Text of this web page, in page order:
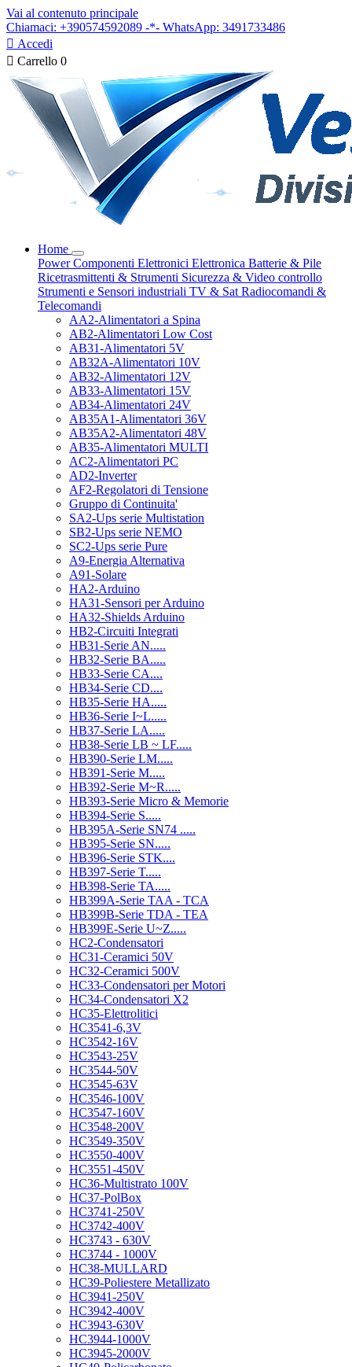
Vai al contenuto principale
Chiamaci: +390574592089 -*- WhatsApp: 3491733486
 Accedi
 Carrello 0
Home
PowerComponenti Elettronici Elettronica Batterie & Pile
Ricetrasmittenti & Strumenti Sicurezza & Video controllo
Strumenti e Sensori industriali TV & Sat Radiocomandi &
Telecomandi
AA2-Alimentatori a Spina
AB2-Alimentatori Low Cost
AB31-Alimentatori 5V
AB32A-Alimentatori 10V
AB32-Alimentatori 12V
AB33-Alimentatori 15V
AB34-Alimentatori 24V
AB35A1-Alimentatori 36V
AB35A2-Alimentatori 48V
AB35-Alimentatori MULTI
AC2-Alimentatori PC
AD2-Inverter
AF2-Regolatori di Tensione
Gruppo di Continuita'
SA2-Ups serie Multistation
SB2-Ups serie NEMO
SC2-Ups serie Pure
A9-Energia Alternativa
A91-Solare
HA2-Arduino
HA31-Sensori per Arduino
HA32-Shields Arduino
HB2-Circuiti Integrati
HB31-Serie AN.....
HB32-Serie BA.....
HB33-Serie CA....
HB34-Serie CD....
HB35-Serie HA.....
HB36-Serie I~L.....
HB37-Serie LA.....
HB38-Serie LB ~ LF.....
HB390-Serie LM.....
HB391-Serie M.....
HB392-Serie M~R.....
HB393-Serie Micro & Memorie
HB394-Serie S.....
HB395A-Serie SN74 .....
HB395-Serie SN.....
HB396-Serie STK....
HB397-Serie T.....
HB398-Serie TA.....
HB399A-Serie TAA - TCA
HB399B-Serie TDA - TEA
HB399E-Serie U~Z.....
HC2-Condensatori
HC31-Ceramici 50V
HC32-Ceramici 500V
HC33-Condensatori per Motori
HC34-Condensatori X2
HC35-Elettrolitici
HC3541-6,3V
HC3542-16V
HC3543-25V
HC3544-50V
HC3545-63V
HC3546-100V
HC3547-160V
HC3548-200V
HC3549-350V
HC3550-400V
HC3551-450V
HC36-Multistrato 100V
HC37-PolBox
HC3741-250V
HC3742-400V
HC3743 - 630V
HC3744 - 1000V
HC38-MULLARD
HC39-Poliestere Metallizato
HC3941-250V
HC3942-400V
HC3943-630V
HC3944-1000V
HC3945-2000V